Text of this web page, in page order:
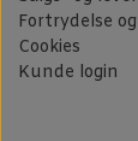
Fortrydelse
Cookies
Kunde login